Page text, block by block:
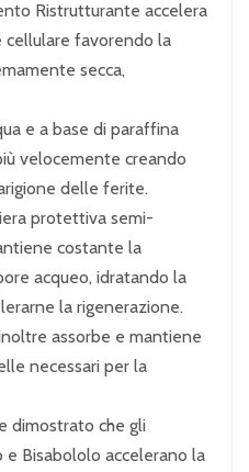
Ristrutturante accelera
cellulare favorendo la
secca,
e a base di paraffina
velocemente creando
delle ferite.
protettiva semi-
costante la
acqueo, idratando la
la rigenerazione.
assorbe e mantiene
necessari per la
dimostrato che gli
Bisabololo accelerano la